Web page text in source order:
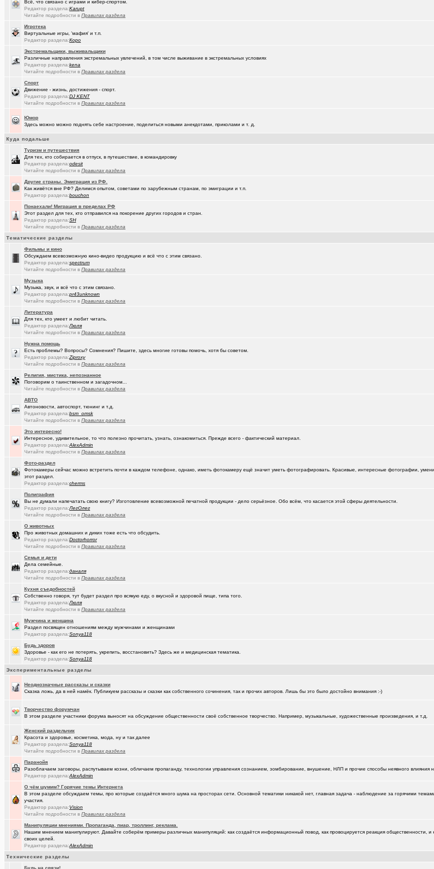
Предложения турфирм и подбор туров(MSeni)
Случайные фото с мобильника(Sinmaster)
Санкции: что нравится и что не нравится
Диалог с ИИ о романе «Мастер и Маргарита». (wvladimi..)
(Snarkens..)
неприятие к русским у меня(karaganda)
Покупка ботинок по моральным соображениям
100% женщин!.
Специалист по эрбиевым лазерам(Kebbos) +8
Реально полезные гаджеты для кухни
Ремонт квартир/ванных комнат! Высококачественная отделка.
Кон Русов (wvladimi..)
Живопись Воронина В.Н.(wvladimi..)
Дарю гениальную идею
Ремонт окон ПВХ. К кому обратиться?
Индивидуальный тепловой пункт (ИТП)
Ключ дверной цилиндрический сделать
Пластмассовый мир победил.
ищу риэдтора(халвамес)
Жилищный вопрос(халвамес)
Почему в городе не отключают отопление?(Igorillo) +126
Какое выбрать отопление для частного дома?
механика интеллекта(karaganda) +4
поворот на лето! (FdOOcHЪ) +136
Какие буквы на гос. номере сейчас идут???(Paranoid) +487
АКПП матиз. Ремонтировать или менять?
А ТЫ слепил снеговика?!!! :)))(Vector) +250
Доброй ночи :)(Vector)
С наступающим 2026 годом! (Vector)
Где можно отремонтировать вязаную варежку?
Молодые таланты классической гитары - Майя Казарина
Музыкальные вкус - поговорим?
Теле2 в Омске
Залезть в древний нетбук
Автофлудилка (Гормон р..) +21803
Betatransfer.net - прием платежей для HIGH RISK проектов(seter91)
Челлендж "Какой кофе ты сейчас пьёшь?"
Владимир Шандриков(Александ..)
7я.ТВ и Я.ru (Омские кабельные сети)
Ищу Маяк 205(Александ..)
Доколе!?(Моеимяза..) +532
Автоматизация домашнего учета ЖКХ и многое другое ...
двойное гражданство(drob_vv_..)
Алтайский мед - в помощь здоровью!
Задолбали расклейщики рекламы
Как это понимать ?(JUMPER) +7
А что вы сейчас готовите?
прописка она же регистрация(drob_vv_..)
Роскосмос возвращается(karaganda) +39
Нерадивые расклейщики рекламы
ОК Восток-Запад - что это, кто это?!(gamefan) +154
Всё, что связано с играми и кибер-спортом.
Редактор раздела:Karupt
Читайте подробности в Правилах раздела
Игротека
Виртуальные игры, 'мафия' и т.п.
Редактор раздела:Коро
Экстремальщики, выживальщики
Различные направления экстремальных увлечений, в том числе выживание в экстремальных условиях
Редактор раздела:kena
Читайте подробности в Правилах раздела
Спорт
Движение - жизнь, достижения - спорт.
Редактор раздела:DJ KENT
Читайте подробности в Правилах раздела
Юмор
Здесь можно можно поднять себе настроение, поделиться новыми анекдотами, приколами и т. д.
Куда подальше
Туризм и путешествия
Для тех, кто собирается в отпуск, в путешествие, в командировку
Редактор раздела:odesit
Читайте подробности в Правилах раздела
Другие страны. Эмиграция из РФ.
Как живётся вне РФ? Делимся опытом, советами по зарубежным странам, по эмиграции и т.п.
Редактор раздела:bouchon
Понаехали! Миграция в пределах РФ
Этот раздел для тех, кто отправился на покорение других городов и стран.
Редактор раздела:SH
Читайте подробности в Правилах раздела
Тематические разделы
Фильмы и кино
Обсуждаем всевозможную кино-видео продукцию и всё что с этим связано.
Редактор раздела:spectrum
Читайте подробности в Правилах раздела
Музыка
Музыка, звук, и всё что с этим связано.
Редактор раздела:pr43unknown
Читайте подробности в Правилах раздела
Литература
Для тех, кто умеет и любит читать.
Редактор раздела:Люля
Читайте подробности в Правилах раздела
Нужна помощь
Есть проблемы? Вопросы? Сомнения? Пишите, здесь многие готовы помочь, хотя бы советом.
Редактор раздела:Ziproxy
Читайте подробности в Правилах раздела
Религия, мистика, непознанное
Поговорим о таинственном и загадочном...
Читайте подробности в Правилах раздела
АВТО
Автоновости, автоспорт, тюнинг и т.д.
Редактор раздела:bsm_omsk
Читайте подробности в Правилах раздела
Это интересно!
Интересное, удивительное, то что полезно прочитать, узнать, ознакомиться. Прежде всего - фактический материал.
Редактор раздела:AlexAdmin
Читайте подробности в Правилах раздела
Фото-раздел
Фотокамеры сейчас можно встретить почти в каждом телефоне, однако, иметь фотокамеру ещё значит уметь фотографировать. Красивые, интересные фотографии,
этот раздел.
Редактор раздела:cherms
Полиграфия
Вы не думали напечатать свою книгу? Изготовление всевозможной печатной продукции - дело серьёзное. Обо всём, что касается этой сферы деятельности.
Редактор раздела:ЛегОлег
Читайте подробности в Правилах раздела
О животных
Про животных домашних и диких тоже есть что обсудить.
Редактор раздела:Doctorhorror
Читайте подробности в Правилах раздела
Семья и дети
Дела семейные.
Редактор раздела:даналя
Читайте подробности в Правилах раздела
Кухня съедобностей
Собственно говоря, тут будет раздел про всякую еду, о вкусной и здоровой пище, типа того.
Редактор раздела:Люля
Читайте подробности в Правилах раздела
Мужчина и женщина
Раздел посвящен отношениям между мужчинами и женщинами
Редактор раздела:Sonya118
Будь здоров
Здоровье - как его не потерять, укрепить, восстановить? Здесь же и медицинская тематика.
Редактор раздела:Sonya118
Экспериментальные разделы
Неоднозначные рассказы и сказки
Сказка ложь, да в ней намёк. Публикуем рассказы и сказки как собственного сочинения, так и прочих авторов. Лишь бы это было достойно внимания :-)
Творчество форумчан
В этом разделе участники форума выносят на обсуждение общественности своё собственное творчество. Например, музыкальные, художественные произведения, и т.д.
Женский раздельчик
Красота и здоровье, косметика, мода, ну и так далее
Редактор раздела:Sonya118
Читайте подробности в Правилах раздела
Паранойя
Разоблачаем заговоры, распутываем козни, обличаем пропаганду, технологии управления сознанием, зомбирование, внушение, НЛП и прочие способы неявного влияния
Редактор раздела:AlexAdmin
О чём шумим? Горячие темы Интернета
В этом разделе обсуждаем темы, про которые создаётся много шума на просторах сети. Основной тематики никакой нет, главная задача - наблюдение за горячими
участия.
Редактор раздела:Vision
Читайте подробности в Правилах раздела
Манипуляции мнениями. Пропаганда, пиар, троллинг, реклама.
Нашим мнением манипулируют. Давайте соберём примеры различных манипуляций: как создаётся информационный повод, как провоцируется реакция общественности, и
своих целей.
Редактор раздела:AlexAdmin
Технические разделы
Будь на связи!